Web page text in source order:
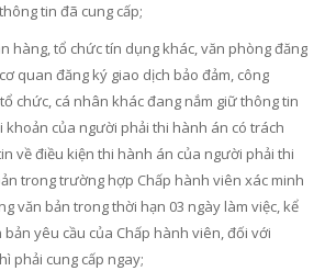
tin đã cung cấp;
hàng, tổ chức tín dụng khác, văn phòng đăng
quan đăng ký giao dịch bảo đảm, công
chức, cá nhân khác đang nắm giữ thông tin
khoản của người phải thi hành án có trách
về điều kiện thi hành án của người phải thi
trong trường hợp Chấp hành viên xác minh
văn bản trong thời hạn 03 ngày làm việc, kể
yêu cầu của Chấp hành viên, đối với
phải cung cấp ngay;